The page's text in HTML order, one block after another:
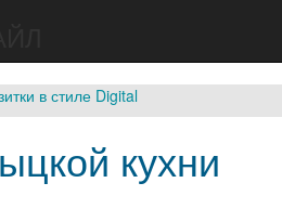
в стиле Digital
кухни